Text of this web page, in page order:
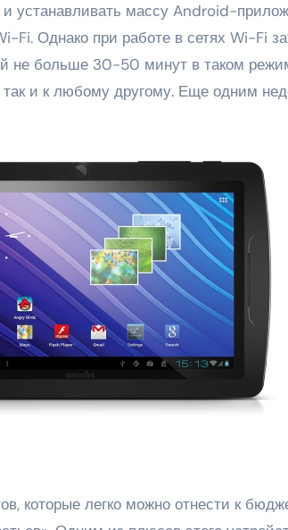
устанавливать массу Android-
Fi. Однако при работе в сетях Wi-Fi
не больше 30-50 минут в таком
и к любому другому. Еще одним
которые легко можно отнести к